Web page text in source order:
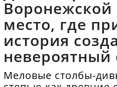
Воронежской
место, где
история
невероятный
Меловые столбы-